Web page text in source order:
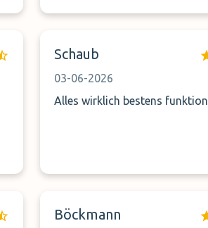
Schaub
03-06-2026
Alles wirklich bestens
Böckmann